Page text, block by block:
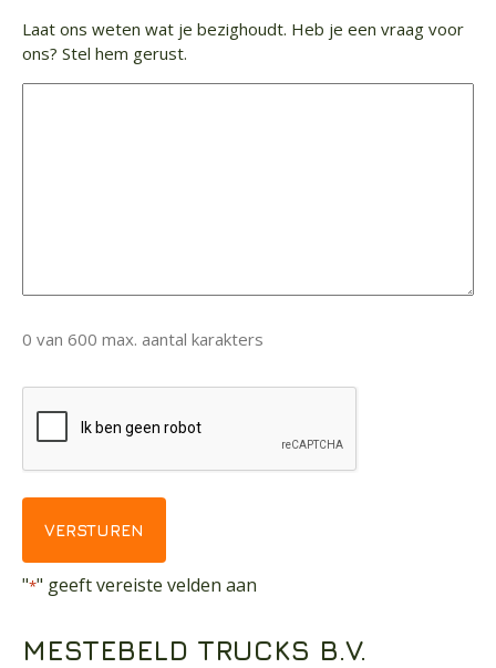
Laat ons weten wat je bezighoudt. Heb je een vraag voor
ons? Stel hem gerust.
0 van 600 max. aantal karakters
VERSTUREN
"*" geeft vereiste velden aan
MESTEBELD TRUCKS B.V.